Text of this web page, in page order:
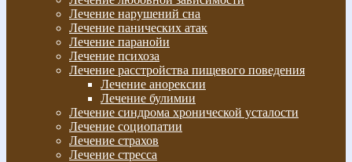
Лечение нарушений сна
Лечение панических атак
Лечение паранойи
Лечение психоза
Лечение расстройства пищевого поведения
Лечение анорексии
Лечение булимии
Лечение синдрома хронической усталости
Лечение социопатии
Лечение страхов
Лечение стресса